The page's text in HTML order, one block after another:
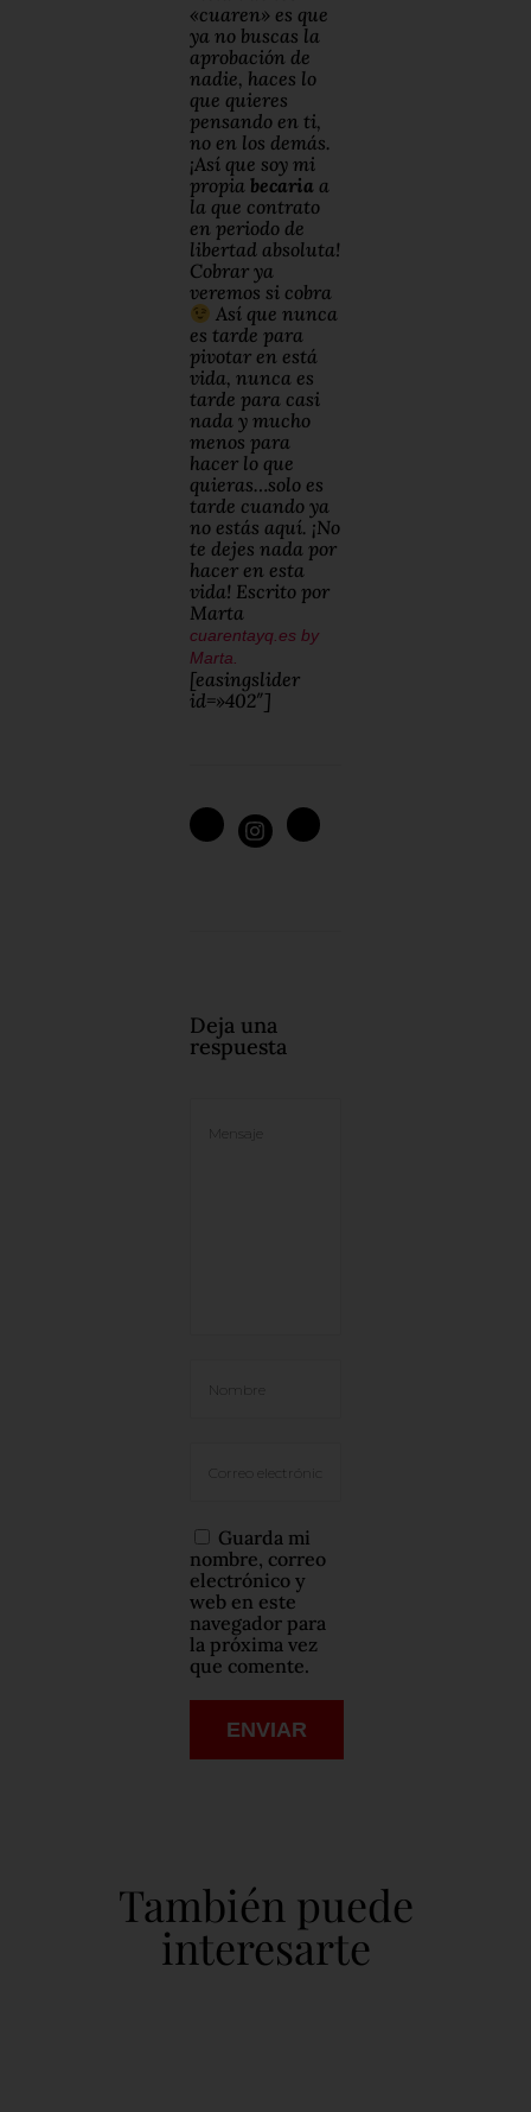
«cuaren» es que
ya no buscas la
aprobación de
nadie, haces lo
que quieres
pensando en ti,
no en los demás.
¡Así que soy mi
propia becaria a
la que contrato
en periodo de
libertad absoluta!
Cobrar ya
veremos si cobra
Así que nunca
es tarde para
pivotar en está
vida, nunca es
tarde para casi
nada y mucho
menos para
hacer lo que
quieras…solo es
tarde cuando ya
no estás aquí. ¡No
te dejes nada por
hacer en esta
vida! Escrito por
Marta
cuarentayq.es by
Marta.
[easingslider
id=»402″]
Deja una
respuesta
Guarda mi
nombre, correo
electrónico y
web en este
navegador para
la próxima vez
que comente.
También puede
interesarte